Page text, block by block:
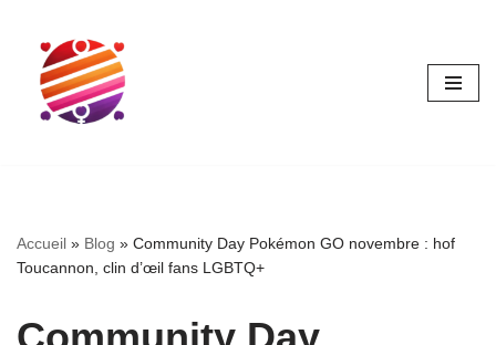
Aller
contenu
Accueil » Blog » Community Day Pokémon GO novembre : hof
Toucannon, clin d’œil fans LGBTQ+